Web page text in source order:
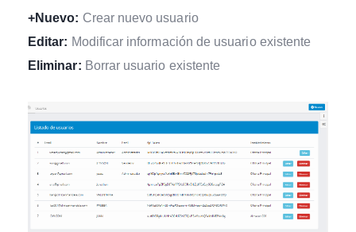
+Nuevo: Crear nuevo usuario
Editar: Modificar información de usuario existente
Eliminar: Borrar usuario existente